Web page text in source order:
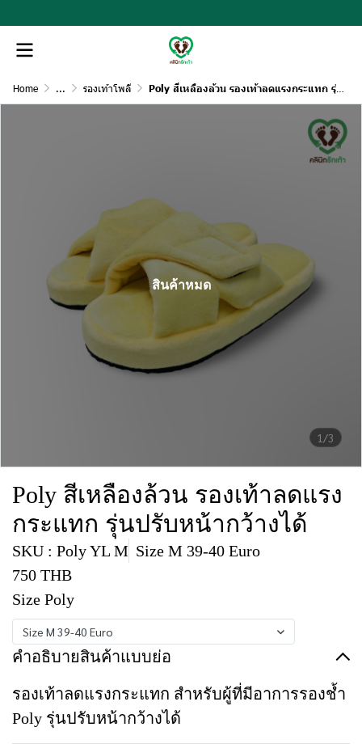
Home ... รองเท้าโพลี Poly สีเหลืองล้วน รองเท้าลดแรงกระแทก รุ่นปรับหน้ากว้างได้
1/3
สินค้าหมด
Poly สีเหลืองล้วน รองเท้าลดแรง
กระแทก รุ่นปรับหน้ากว้างได้
SKU : Poly YL M Size M 39-40 Euro
750 THB
Size Poly
Size M 39-40 Euro
คำอธิบายสินค้าแบบย่อ
รองเท้าลดแรงกระแทก สำหรับผู้ที่มีอาการรองช้ำ
Poly รุ่นปรับหน้ากว้างได้